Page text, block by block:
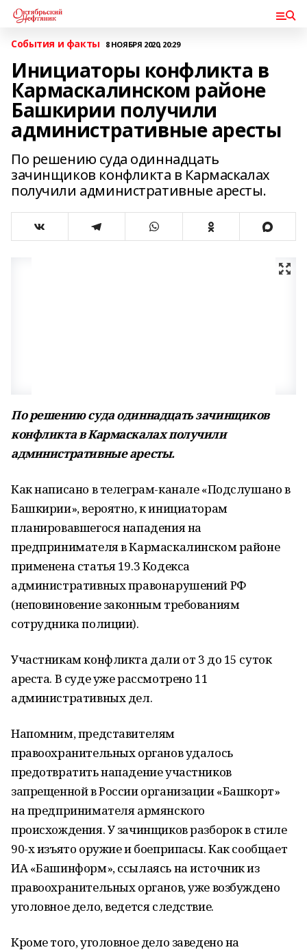
События и факты 8 НОЯБРЯ 2020, 20:29
Инициаторы конфликта в
Кармаскалинском районе
Башкирии получили
административные аресты
По решению суда одиннадцать
зачинщиков конфликта в Кармаскалах
получили административные аресты.
По решению суда одиннадцать зачинщиков
конфликта в Кармаскалах получили
административные аресты.
Как написано в телеграм-канале «Подслушано в
Башкирии», вероятно, к инициаторам
планировавшегося нападения на
предпринимателя в Кармаскалинском районе
применена статья 19.3 Кодекса
административных правонарушений РФ
(неповиновение законным требованиям
сотрудника полиции).
Участникам конфликта дали от 3 до 15 суток
ареста. В суде уже рассмотрено 11
административных дел.
Напомним, представителям
правоохранительных органов удалось
предотвратить нападение участников
запрещенной в России организации «Башкорт»
на предпринимателя армянского
происхождения. У зачинщиков разборок в стиле
90-х изъято оружие и боеприпасы. Как сообщает
ИА «Башинформ», ссылаясь на источник из
правоохранительных органов, уже возбуждено
уголовное дело, ведется следствие.
Кроме того, уголовное дело заведено на